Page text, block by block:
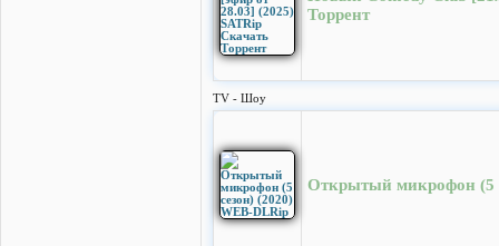
Торрент
TV - Шоу
Открытый микрофон (5